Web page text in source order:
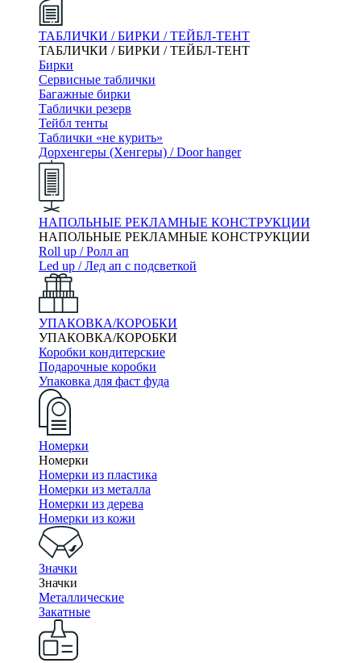
ТАБЛИЧКИ / БИРКИ / ТЕЙБЛ-ТЕНТ
ТАБЛИЧКИ / БИРКИ / ТЕЙБЛ-ТЕНТ
Бирки
Сервисные таблички
Багажные бирки
Таблички резерв
Тейбл тенты
Таблички «не курить»
Дорхенгеры (Хенгеры) / Door hanger
НАПОЛЬНЫЕ РЕКЛАМНЫЕ КОНСТРУКЦИИ
НАПОЛЬНЫЕ РЕКЛАМНЫЕ КОНСТРУКЦИИ
Roll up / Ролл ап
Led up / Лед ап с подсветкой
УПАКОВКА/КОРОБКИ
УПАКОВКА/КОРОБКИ
Коробки кондитерские
Подарочные коробки
Упаковка для фаст фуда
Номерки
Номерки
Номерки из пластика
Номерки из металла
Номерки из дерева
Номерки из кожи
Значки
Значки
Металлические
Закатные